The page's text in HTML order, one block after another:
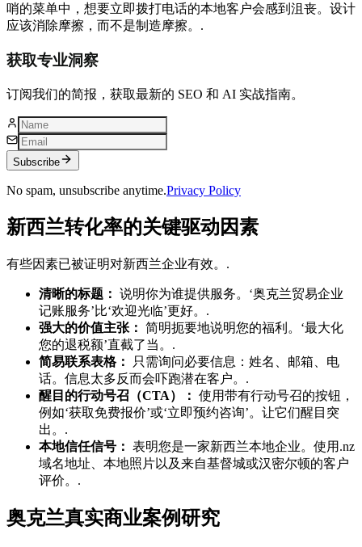
哨的菜单中，想要立即拨打电话的本地客户会感到沮丧。设计
应该消除摩擦，而不是制造摩擦。.
获取专业洞察
订阅我们的简报，获取最新的 SEO 和 AI 实战指南。
Subscribe
No spam, unsubscribe anytime.Privacy Policy
新西兰转化率的关键驱动因素
有些因素已被证明对新西兰企业有效。.
清晰的标题： 说明你为谁提供服务。‘奥克兰贸易企业
记账服务’比‘欢迎光临’更好。.
强大的价值主张： 简明扼要地说明您的福利。‘最大化
您的退税额’直截了当。.
简易联系表格：
只需询问必要信息：姓名、邮箱、电
话。信息太多反而会吓跑潜在客户。.
醒目的行动号召（CTA）： 使用带有行动号召的按钮，
例如‘获取免费报价’或‘立即预约咨询’。让它们醒目突
出。.
本地信任信号： 表明您是一家新西兰本地企业。使用.nz
域名地址、本地照片以及来自基督城或汉密尔顿的客户
评价。.
奥克兰真实商业案例研究